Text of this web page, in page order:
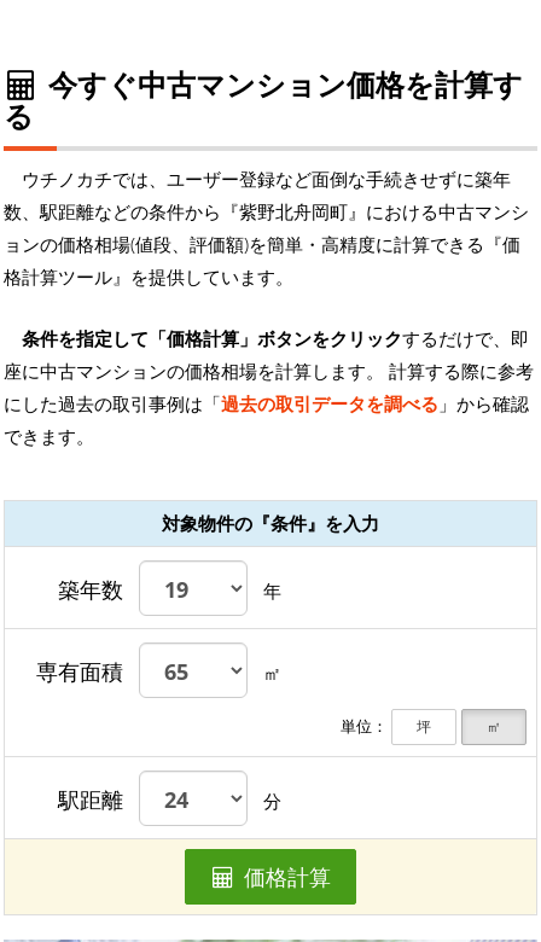
今すぐ中古マンション価格を計算す
る
ウチノカチでは、ユーザー登録など面倒な手続きせずに築年
数、駅距離などの条件から『紫野北舟岡町』における中古マンシ
ョンの価格相場(値段、評価額)を簡単・高精度に計算できる『価
格計算ツール』を提供しています。
条件を指定して「価格計算」ボタンをクリックするだけで、即
座に中古マンションの価格相場を計算します。 計算する際に参考
にした過去の取引事例は「過去の取引データを調べる 」から確認
できます。
対象物件の『条件』を入力
築年数 年
専有面積 ㎡
単位： 坪 ㎡
駅距離 分
価格計算